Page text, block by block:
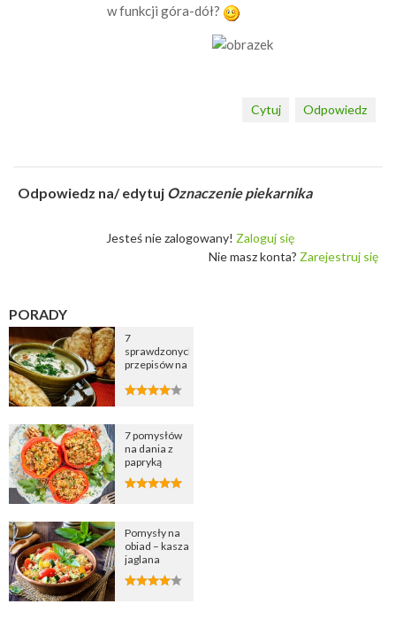
w funkcji góra-dół?
Odpowiedz
Cytuj
Odpowiedz na/ edytuj Oznaczenie piekarnika
Jesteś nie zalogowany! Zaloguj się
Nie masz konta? Zarejestruj się
PORADY
7
sprawdzonych
przepisów na
cebulową
7 pomysłów
na dania z
papryką
Pomysły na
obiad – kasza
jaglana